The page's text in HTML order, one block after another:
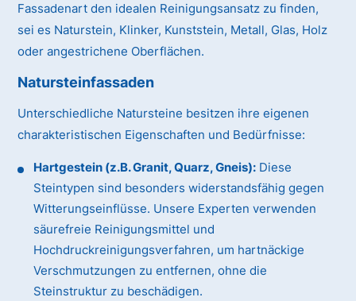
Fassadenart den idealen Reinigungsansatz zu finden,
sei es Naturstein, Klinker, Kunststein, Metall, Glas, Holz
oder angestrichene Oberflächen.
Natursteinfassaden
Unterschiedliche Natursteine besitzen ihre eigenen
charakteristischen Eigenschaften und Bedürfnisse:
Hartgestein (z.B. Granit, Quarz, Gneis): Diese
Steintypen sind besonders widerstandsfähig gegen
Witterungseinflüsse. Unsere Experten verwenden
säurefreie Reinigungsmittel und
Hochdruckreinigungsverfahren, um hartnäckige
Verschmutzungen zu entfernen, ohne die
Steinstruktur zu beschädigen.